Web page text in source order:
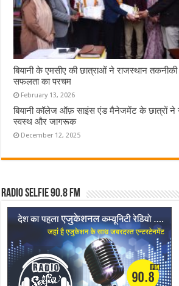
बियानी के एमसीए की छात्राओं ने राजस्थान तकनीकी
सफलता का परचम
February 13, 2026
बियानी कॉलेज ऑफ़ साइंस एंड मैनेजमेंट के छात्रों ने
स्वस्थ और जागरूक
December 12, 2025
Radio Selfie 90.8 FM